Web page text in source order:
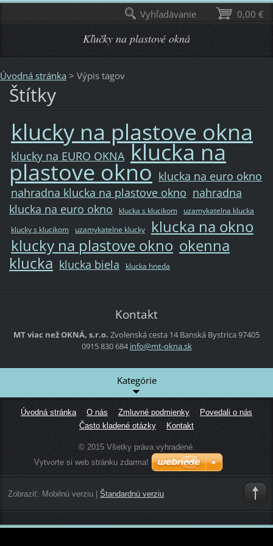
Kľučky na plastové okná
Úvodná stránka > Výpis tagov
Štítky
klucky na plastove okna
klucky na EURO OKNA klucka na
plastove okno klucka na euro okno
nahradna klucka na plastove okno nahradna
klucka na euro okno
klucka s klucikom
uzamykatelna klucka
klucky s klucikom
uzamykatelne klucky
klucka na okno
klucky na plastove okno okenna
klucka klucka biela klucka hneda
Kontakt
MT viac než OKNÁ, s.r.o. Zvolenská cesta 14Banská Bystrica 97405
0915 830 684info@mt-okna.sk
Kategórie
Úvodná stránka O nás Zmluvné podmienky
Povedali o nás
Často kladené otázky
Kontakt
© 2015 Všetky práva vyhradené.
Vytvorte si web stránku zdarma!
Zobraziť: Mobilnú verziu| Štandardnú verziu
0,00 €
Vyhľadávanie